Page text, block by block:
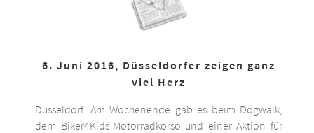
6. Juni 2016, Düsseldorfer zeigen ganz
viel Herz
Düsseldorf. Am Wochenende gab es beim Dogwalk,
dem Biker4Kids-Motorradkorso und einer Aktion für